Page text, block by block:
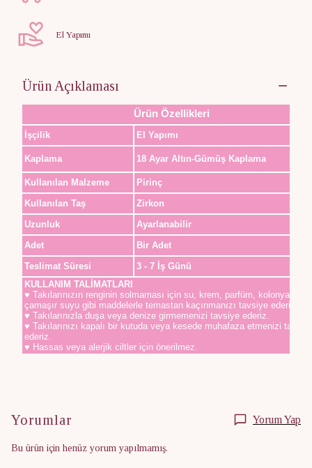
El Yapımı
Ürün Açıklaması
Ürün Özellikleri
İşçilik El Yapımı
Kaplama 18 Ayar Altın-Gümüş Kaplama
Kullanılan Malzeme
Pirinç
Kullanılan Taş
Zirkon
Uzunluk
Ayarlanabilir
Adet
Bir Adet
Teslimat Süresi
3 - 7 İş Günü
KULLANIM TALİMATLARI
♥ Takılarınızın renginin solmaması için su, krem, parfüm, kolonya,
çamaşır suyu gibi maddelerle temastan kaçınmanızı tavsiye ederiz.
♥ Takılarınızla duşa veya denize girmemenizi tavsiye ederiz.
♥ Takılarınızı kapalı bir kutuda veya kesede muhafaza etmenizi
ederiz.
♥ Hassas veya alerjik ciltler için önerilmez.
Yorumlar Yorum Yap
Bu ürün için henüz yorum yapılmamış.